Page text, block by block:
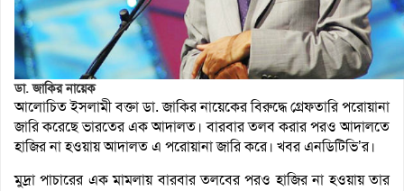
ডা. জাকির নায়েক
আলোচিত ইসলামী বক্তা ডা. জাকির নায়েকের বিরুদ্ধে গ্রেফতারি পরোয়ানা
জারি করেছে ভারতের এক আদালত। বারবার তলব করার পরও আদালতে
হাজির না হওয়ায় আদালত এ পরোয়ানা জারি করে। খবর এনডিটিভি’র।
মুদ্রা পাচারের এক মামলায় বারবার তলবের পরও হাজির না হওয়ায় তার